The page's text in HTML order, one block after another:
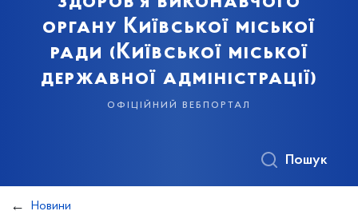
органу Київської міської
ради (Київської міської
державної адміністрації)
офіційний вебпортал
Пошук
Новини